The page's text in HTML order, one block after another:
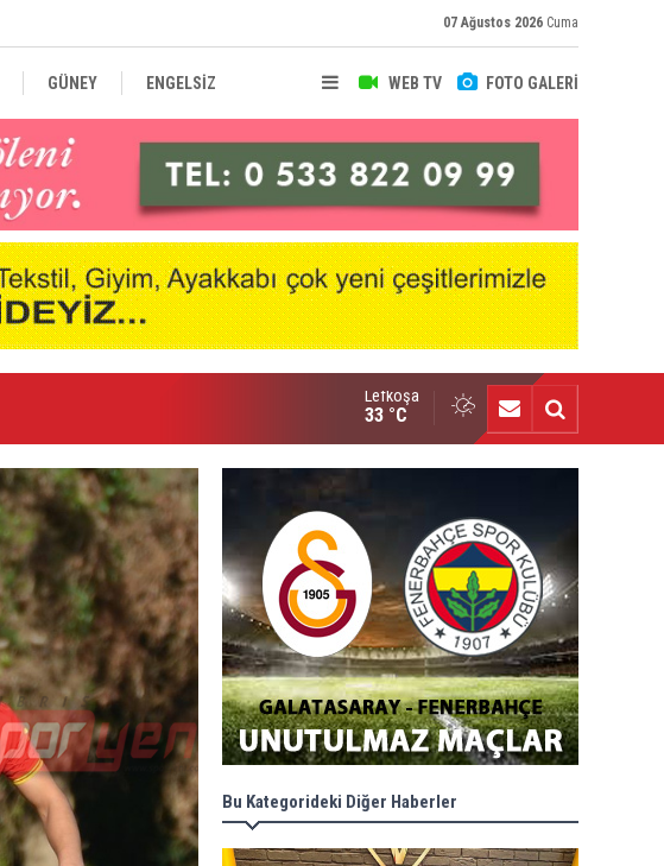
07 Ağustos 2026 Cuma
WEB TV FOTO GALERİ
GÜNEY ENGELSİZ
Lefkoşa
33 °C
Bu Kategorideki Diğer Haberler